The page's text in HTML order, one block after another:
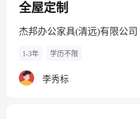
全屋定制
杰邦办公家具(清远)有限公司
1-3年 学历不限
李秀标